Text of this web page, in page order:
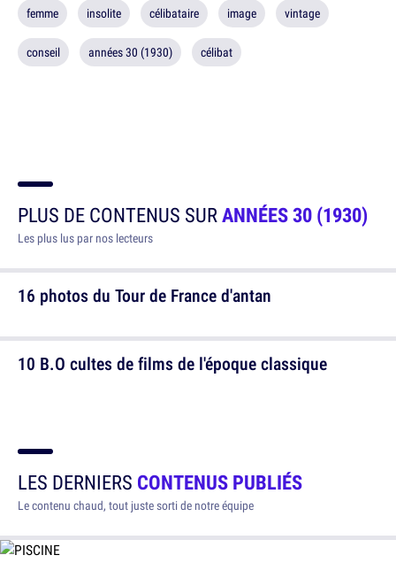
femme insolite célibataire image vintage
conseil années 30 (1930) célibat
PLUS DE CONTENUS SURANNÉES 30 (1930)
Les plus lus par nos lecteurs
10 B.O cultes de films de l'époque classique
16 photos du Tour de France d'antan
LES DERNIERS CONTENUS PUBLIÉS
Le contenu chaud, tout juste sorti de notre équipe